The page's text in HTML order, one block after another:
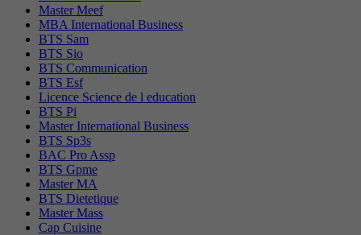
Master Meef
MBA International Business
BTS Sam
BTS Sio
BTS Communication
BTS Esf
Licence Science de l education
BTS Pi
Master International Business
BTS Sp3s
BAC Pro Assp
BTS Gpme
Master MA
BTS Dietetique
Master Mass
Cap Cuisine